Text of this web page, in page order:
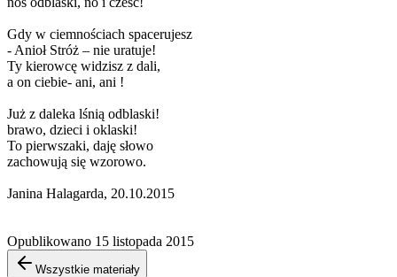
Gdy w ciemnościach spacerujesz
- Anioł Stróż – nie uratuje!
Ty kierowcę widzisz z dali,
a on ciebie- ani, ani !
Już z daleka lśnią odblaski!
brawo, dzieci i oklaski!
To pierwszaki, daję słowo
zachowują się wzorowo.
Janina Halagarda, 20.10.2015
Opublikowano 15 listopada 2015
Wszystkie materiały